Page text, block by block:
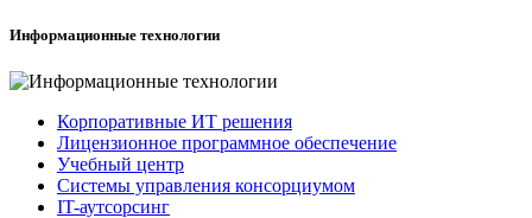
Информационные технологии
Корпоративные ИТ решения
Лицензионное программное обеспечение
Учебный центр
Системы управления консорциумом
IT-аутсорсинг